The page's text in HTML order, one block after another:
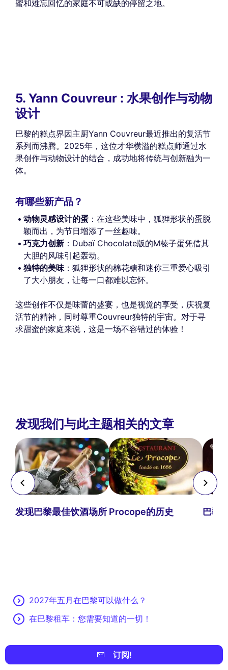
蜜和难忘回忆的家庭不可或缺的停留之地。
5. Yann Couvreur : 水果创作与动物
设计
巴黎的糕点界因主厨Yann Couvreur最近推出的复活节
系列而沸腾。2025年，这位才华横溢的糕点师通过水
果创作与动物设计的结合，成功地将传统与创新融为一
体。
有哪些新产品？
动物灵感设计的蛋 ：在这些美味中，狐狸形状的蛋脱
颖而出，为节日增添了一丝趣味。
巧克力创新 ：Dubaï Chocolate版的M榛子蛋凭借其
大胆的风味引起轰动。
独特的美味：狐狸形状的棉花糖和迷你三重爱心吸引
了大小朋友，让每一口都难以忘怀。
这些创作不仅是味蕾的盛宴，也是视觉的享受，庆祝复
活节的精神，同时尊重Couvreur独特的宇宙。对于寻
求甜蜜的家庭来说，这是一场不容错过的体验！
发现我们与此主题相关的文章
发现巴黎最佳饮酒场所 Procope的历史 巴黎
2027年五月在巴黎可以做什么？
在巴黎租车：您需要知道的一切！
订阅!